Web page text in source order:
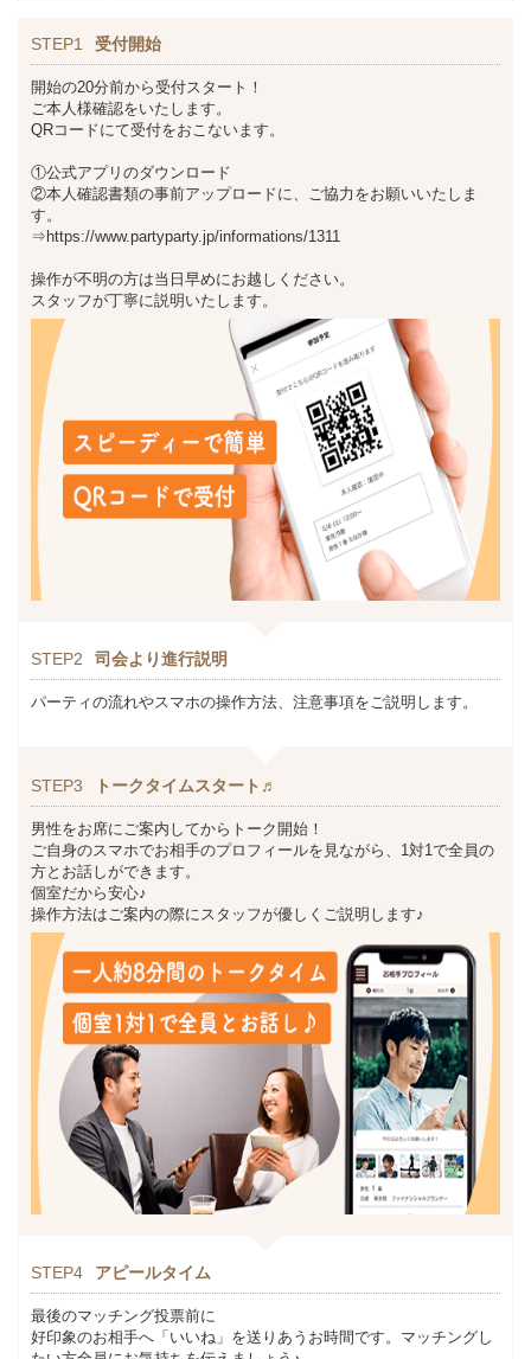
STEP1 受付開始
開始の20分前から受付スタート！
ご本人様確認をいたします。
QRコードにて受付をおこないます。
①公式アプリのダウンロード
②本人確認書類の事前アップロードに、ご協力をお願いいたしま
す。
⇒https://www.partyparty.jp/informations/1311
操作が不明の方は当日早めにお越しください。
スタッフが丁寧に説明いたします。
STEP2 司会より進行説明
パーティの流れやスマホの操作方法、注意事項をご説明します。
STEP3 トークタイムスタート♬
男性をお席にご案内してからトーク開始！
ご自身のスマホでお相手のプロフィールを見ながら、1対1で全員の
方とお話しができます。
個室だから安心♪
操作方法はご案内の際にスタッフが優しくご説明します♪
STEP4 アピールタイム
最後のマッチング投票前に
好印象のお相手へ「いいね」を送りあうお時間です。マッチングし